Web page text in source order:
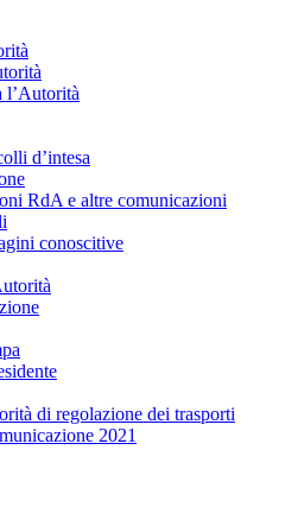
l’Autorità
d’intesa
RdA e altre comunicazioni
conoscitive
di regolazione dei trasporti
2021